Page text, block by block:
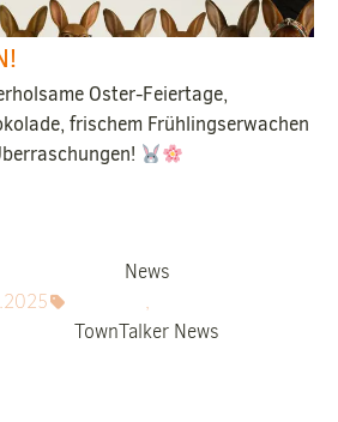
Oster-Feiertage,
frischem Frühlingserwachen
News
,
TownTalker News